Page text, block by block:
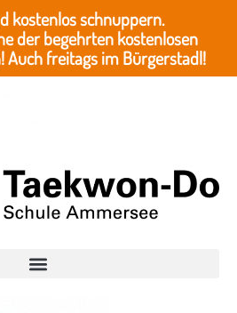
kostenlos schnuppern.
der begehrten kostenlosen
Auch freitags im Bürgerstadl!